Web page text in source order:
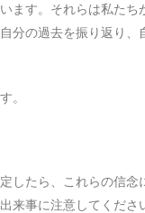
ます。それらは私たち
分の過去を振り返り、
。
したら、これらの信念
来事に注意してくださ